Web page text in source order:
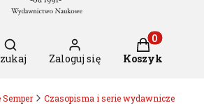
Otwórz wyszukiwarkę
Zaloguj się
Produkty w
Koszyk
Czasopisma i serie wydawnicze